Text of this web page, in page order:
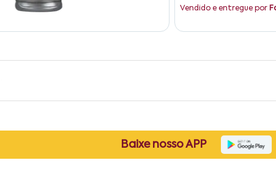
Vendido e entregue por
Baixe nosso APP